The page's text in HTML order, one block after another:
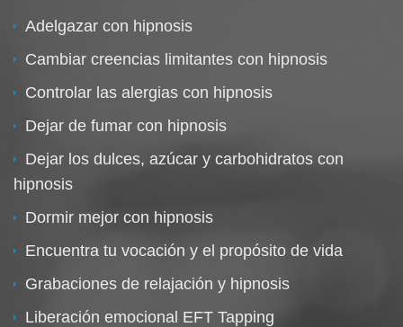
Adelgazar con hipnosis
Cambiar creencias limitantes con hipnosis
Controlar las alergias con hipnosis
Dejar de fumar con hipnosis
Dejar los dulces, azúcar y carbohidratos con
hipnosis
Dormir mejor con hipnosis
Encuentra tu vocación y el propósito de vida
Grabaciones de relajación y hipnosis
Liberación emocional EFT Tapping